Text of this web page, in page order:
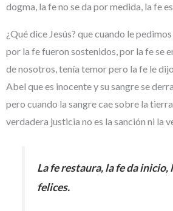
dogma, la fe no se da por medida, la fe
¿Qué dice Jesús? que cuando le
por la fe fueron sostenidos, por la fe se
de nosotros, tenía temor pero la fe le
Abel que es inocente y su sangre se
pero cuando la sangre cae sobre la
verdadera justicia no es la sanción ni la
La fe restaura, la fe da
felices.